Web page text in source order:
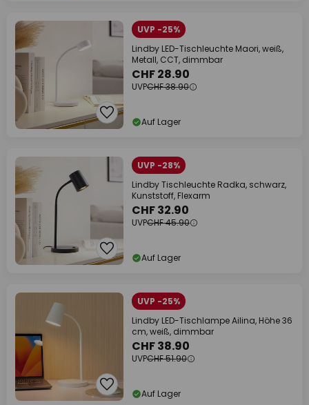
UVP -25%
Lindby LED-Tischleuchte Maori, weiß,
Metall, CCT, dimmbar
CHF 28.90
UVPCHF 38.90
Auf Lager
UVP -28%
Lindby Tischleuchte Radka, schwarz,
Kunststoff, Flexarm
CHF 32.90
UVPCHF 45.90
Auf Lager
UVP -25%
Lindby LED-Tischlampe Ailina, Höhe 36
cm, weiß, dimmbar
CHF 38.90
UVPCHF 51.90
Auf Lager